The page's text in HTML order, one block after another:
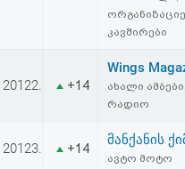
ავტორიზაცია
კავშირები
20122. +14
Wings
ახალი
რადიო
20123. +14
მანქანის
ავტო მოტო